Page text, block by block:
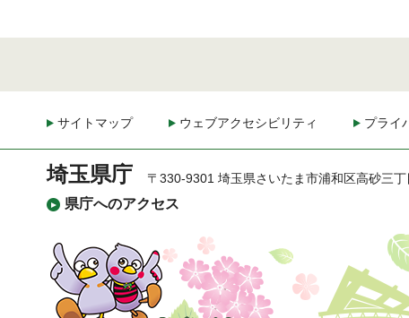
サイトマップ ウェブアクセシビリティ プライ
埼玉県庁
県庁へのアクセス
〒330-9301 埼玉県さいたま市浦和区高砂三